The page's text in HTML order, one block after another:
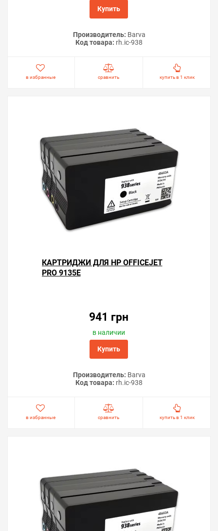
Купить
Производитель: Barva
Код товара: rh.ic-938
в избранные сравнить купить в 1 клик
КАРТРИДЖИ ДЛЯ HP OFFICEJET
PRO 9135E
941 грн
в наличии
Купить
Производитель: Barva
Код товара: rh.ic-938
в избранные сравнить купить в 1 клик